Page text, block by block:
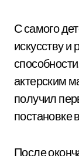
С самого
искусству и
актерским
получил
постановке
После